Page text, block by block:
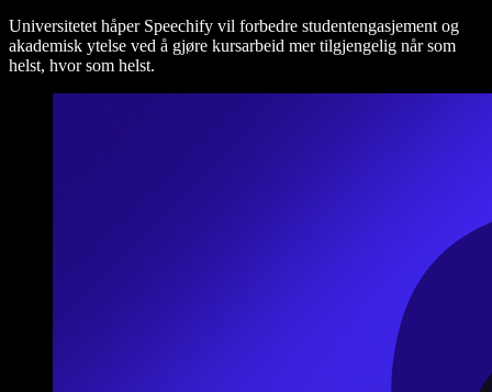
Universitetet håper Speechify vil forbedre studentengasjement og
akademisk ytelse ved å gjøre kursarbeid mer tilgjengelig når som
helst, hvor som helst.